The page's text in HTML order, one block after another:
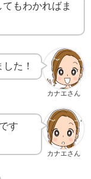
もわかればま
カナエさん
た！
カナエさん
す